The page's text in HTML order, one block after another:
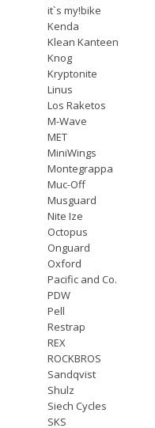
it`s my!bike
Kenda
Klean Kanteen
Knog
Kryptonite
Linus
Los Raketos
M-Wave
MET
MiniWings
Montegrappa
Muc-Off
Musguard
Nite Ize
Octopus
Onguard
Oxford
Pacific and Co.
PDW
Pell
Restrap
REX
ROCKBROS
Sandqvist
Shulz
Siech Cycles
SKS